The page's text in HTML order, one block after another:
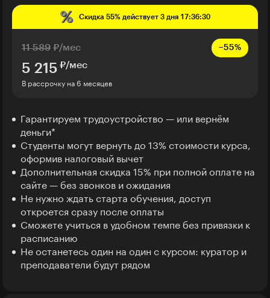
Скидка 55% действует 3 дня 17:36:28
11 589 ₽/мес −55%
5 215 ₽/мес
В рассрочку на 6 месяцев
Гарантируем трудоустройство — или вернём
деньги*
Студенты могут вернуть до 13% стоимости курса,
оформив налоговый вычет
Дополнительная скидка 15% при полной оплате на
сайте — без звонков и ожидания
Не нужно ждать старта обучения, доступ
откроется сразу после оплаты
Сможете учиться в удобном темпе без привязки к
расписанию
Не останетесь один на один с курсом: куратор и
преподаватели будут рядом